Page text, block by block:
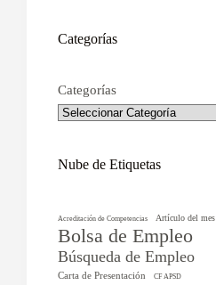
Categorías
Categorías
Nube de Etiquetas
Acreditación de Competencias Artículo del mes
Bolsa de Empleo
Búsqueda de Empleo
Carta de Presentación CF APSD